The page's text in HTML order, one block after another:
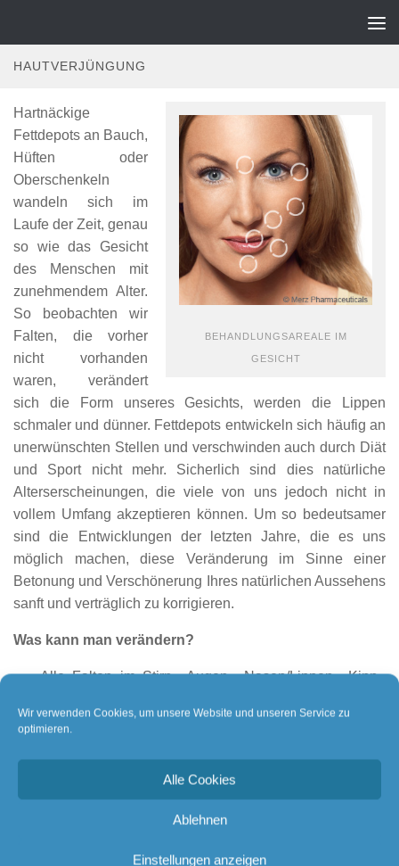
Wir verwenden Cookies, um unsere Website und unseren Service zu
optimieren.
Alle Cookies
Ablehnen
Einstellungen anzeigen
HAUTVERJÜNGUNG
BEHANDLUNGSAREALE IM
GESICHT
Hartnäckige
Fettdepots an Bauch,
Hüften oder
Oberschenkeln
wandeln sich im
Laufe der Zeit, genau
so wie das Gesicht
des Menschen mit
zunehmendem Alter.
So beobachten wir
Falten, die vorher
nicht vorhanden
waren, verändert
sich die Form unseres Gesichts, werden die Lippen
schmaler und dünner. Fettdepots entwickeln sich häufig an
unerwünschten Stellen und verschwinden auch durch Diät
und Sport nicht mehr. Sicherlich sind dies natürliche
Alterserscheinungen, die viele von uns jedoch nicht in
vollem Umfang akzeptieren können. Um so bedeutsamer
sind die Entwicklungen der letzten Jahre, die es uns
möglich machen, diese Veränderung im Sinne einer
Betonung und Verschönerung Ihres natürlichen Aussehens
sanft und verträglich zu korrigieren.
Was kann man verändern?
Alle Falten im Stirn-, Augen-, Nasen/Lippen-, Kinn-,
Fältchen vor allem im Augen- und Mundbereich
Ausgeprägte, den Gesichtsausdruck negativ